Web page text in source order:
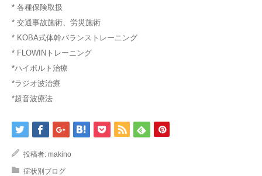
* 各種保険取扱
* 交通事故施術、労災施術
* KOBA式体幹バランストレーニング
* FLOWINトレーニング
*ハイボルト治療
*ラジオ波治療
*超音波療法
投稿者: makino
症状別ブログ